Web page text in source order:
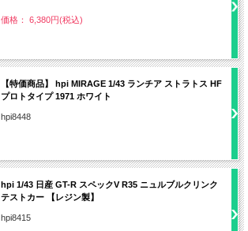
価格： 6,380円(税込)
【特価商品】 hpi MIRAGE 1/43 ランチア ストラトス HF
プロトタイプ 1971 ホワイト
hpi8448
hpi 1/43 日産 GT-R スペックV R35 ニュルブルクリンク
テストカー 【レジン製】
hpi8415